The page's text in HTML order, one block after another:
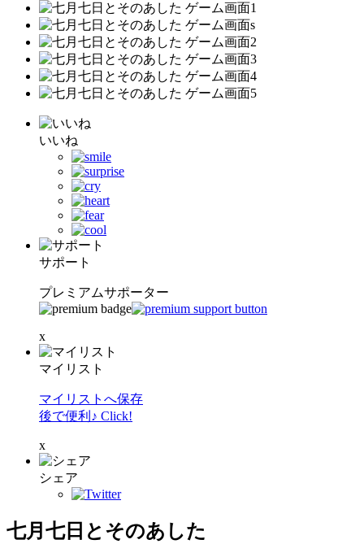
いいね
サポート
プレミアムサポーター
x
マイリスト
マイリストへ保存
後で便利♪ Click!
x
シェア
七月七日とそのあした